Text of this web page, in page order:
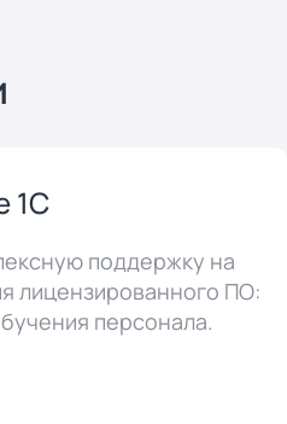
1С
поддержку на
лицензированного ПО:
персонала.